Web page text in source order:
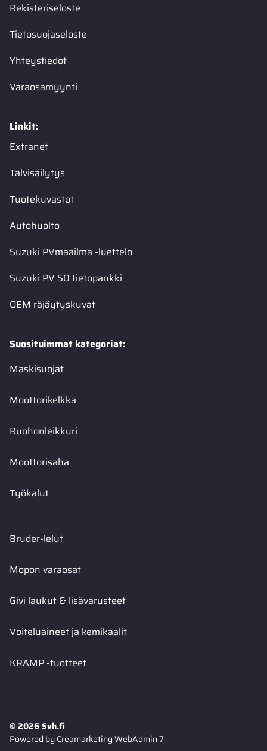
Rekisteriseloste
Tietosuojaseloste
Yhteystiedot
Varaosamyynti
Linkit:
Extranet
Talvisäilytys
Tuotekuvastot
Autohuolto
Suzuki PVmaailma -luettelo
Suzuki PV 50 tietopankki
OEM räjäytyskuvat
Suosituimmat kategoriat:
Maskisuojat
Moottorikelkka
Ruohonleikkuri
Moottorisaha
Työkalut
Bruder-lelut
Mopon varaosat
Givi laukut & lisävarusteet
Voiteluaineet ja kemikaalit
KRAMP -tuotteet
© 2026 Svh.fi
Powered byCreamarketing WebAdmin 7